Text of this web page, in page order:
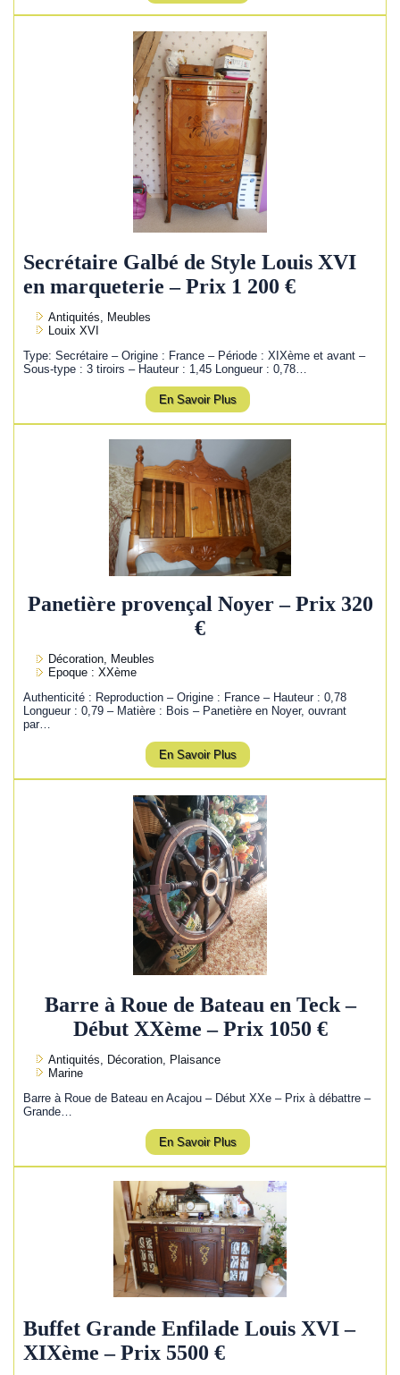
Secrétaire Galbé de Style Louis XVI
en marqueterie – Prix 1 200 €
Antiquités, Meubles
Louix XVI
Type: Secrétaire – Origine : France – Période : XIXème et avant –
Sous-type : 3 tiroirs – Hauteur : 1,45 Longueur : 0,78…
En Savoir Plus
Panetière provençal Noyer – Prix 320
€
Décoration, Meubles
Epoque : XXème
Authenticité : Reproduction – Origine : France – Hauteur : 0,78
Longueur : 0,79 – Matière : Bois – Panetière en Noyer, ouvrant
par…
En Savoir Plus
Barre à Roue de Bateau en Teck –
Début XXème – Prix 1050 €
Antiquités, Décoration, Plaisance
Marine
Barre à Roue de Bateau en Acajou – Début XXe – Prix à débattre –
Grande…
En Savoir Plus
Buffet Grande Enfilade Louis XVI –
XIXème – Prix 5500 €